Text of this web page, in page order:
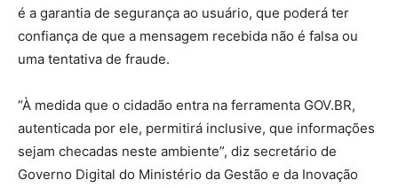
é a garantia de segurança ao usuário, que poderá ter
confiança de que a mensagem recebida não é falsa ou
uma tentativa de fraude.
“À medida que o cidadão entra na ferramenta GOV.BR,
autenticada por ele, permitirá inclusive, que informações
sejam checadas neste ambiente”, diz secretário de
Governo Digital do Ministério da Gestão e da Inovação